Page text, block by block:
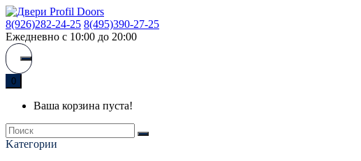
8(926)282-24-25 8(495)390-27-25
Ежедневно с 10:00 до 20:00
0
Ваша корзина пуста!
Kатегории